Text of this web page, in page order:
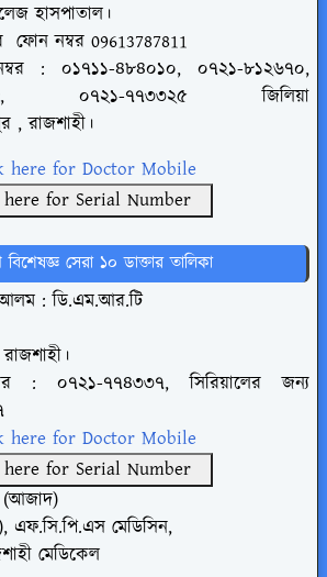
হাসপাতাল।
ফোননম্বর 09613787811
: ০১৭১১-৪৮৪০১০, ০৭২১-৮১২৬৭০,
৮, ০৭২১-৭৭৩৩২৫ জিলিয়া
, রাজশাহী।
here for Doctor Mobile
for Serial Number
সেরা ১০ ডাক্তার তালিকা
: ডি.এম.আর.টি
: ০৭২১-৭৭৪৩৩৭,সিরিয়ালের জন্য
here for Doctor Mobile
for Serial Number
মেডিসিন,
মেডিকেল